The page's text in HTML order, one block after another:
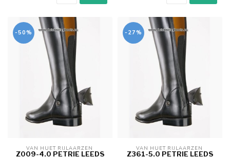
-50%
VAN HUET RIJLAARZEN
Z009-4.0 PETRIE LEEDS
-27%
VAN HUET RIJLAARZEN
Z361-5.0 PETRIE LEEDS